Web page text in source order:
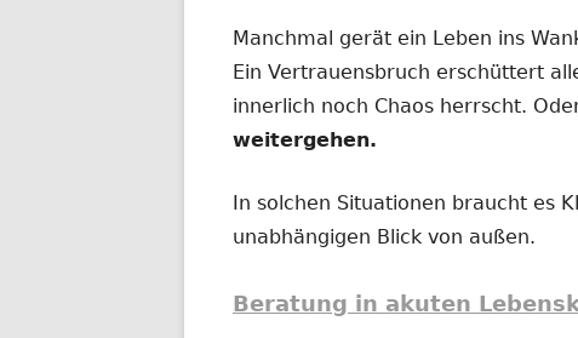
Manchmal gerät ein Leben ins
Ein Vertrauensbruch erschüttert
innerlich noch Chaos herrscht.
weitergehen.
In solchen Situationen braucht es
unabhängigen Blick von außen.
Beratung in akuten